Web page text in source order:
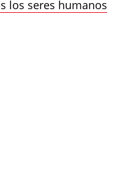
los seres humanos